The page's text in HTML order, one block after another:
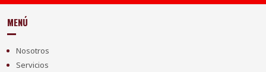
MENÚ
Nosotros
Servicios